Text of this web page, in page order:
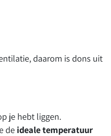
daarom is dons uit
je hebt liggen.
de ideale temperatuur